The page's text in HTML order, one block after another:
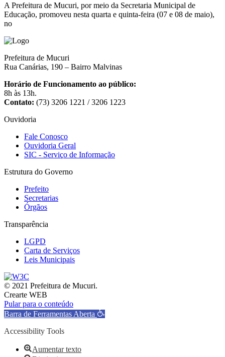
A Prefeitura de Mucuri, por meio da Secretaria Municipal de
Educação, promoveu nesta quarta e quinta-feira (07 e 08 de maio),
no
Prefeitura de Mucuri
Rua Canárias, 190 – Bairro Malvinas
Horário de Funcionamento ao público:
8h às 13h.
Contato: (73) 3206 1221 / 3206 1223
Ouvidoria
Fale Conosco
Ouvidoria Geral
SIC - Serviço de Informação
Estrutura do Governo
Prefeito
Secretarias
Órgãos
Transparência
LGPD
Carta de Serviços
Leis Municipais
© 2021 Prefeitura de Mucuri.
Crearte WEB
Pular para o conteúdo
Barra de Ferramentas Aberta
Accessibility Tools
Aumentar texto